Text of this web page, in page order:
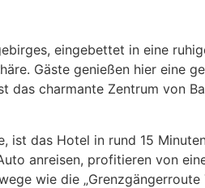
eingebettet in eine
Gäste genießen hier eine
charmante Zentrum von
das Hotel in rund 15
anreisen, profitieren von
wie die „Grenzgängerroute